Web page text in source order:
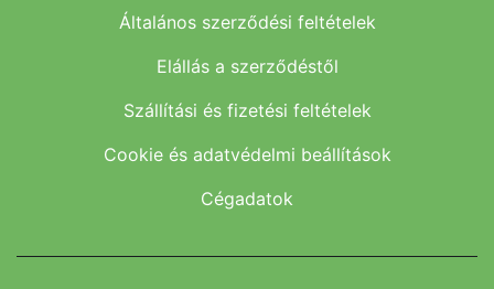
Általános szerződési feltételek
Elállás a szerződéstől
Szállítási és fizetési feltételek
Cookie és adatvédelmi beállítások
Cégadatok